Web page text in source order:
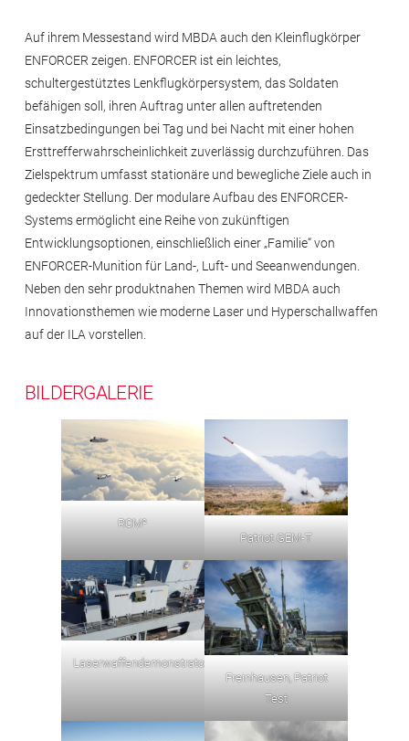
Auf ihrem Messestand wird MBDA auch den Kleinflugkörper
ENFORCER zeigen. ENFORCER ist ein leichtes,
schultergestütztes Lenkflugkörpersystem, das Soldaten
befähigen soll, ihren Auftrag unter allen auftretenden
Einsatzbedingungen bei Tag und bei Nacht mit einer hohen
Ersttrefferwahrscheinlichkeit zuverlässig durchzuführen. Das
Zielspektrum umfasst stationäre und bewegliche Ziele auch in
gedeckter Stellung. Der modulare Aufbau des ENFORCER-
Systems ermöglicht eine Reihe von zukünftigen
Entwicklungsoptionen, einschließlich einer „Familie“ von
ENFORCER-Munition für Land-, Luft- und Seeanwendungen.
Neben den sehr produktnahen Themen wird MBDA auch
Innovationsthemen wie moderne Laser und Hyperschallwaffen
auf der ILA vorstellen.
BILDERGALERIE
RCM²
Patriot GEM-T
Laserwaffendemonstrator
Freinhausen, Patriot
Test